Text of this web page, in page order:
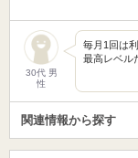
30代 男
性
毎月1回は
最高レベル
関連情報から探す